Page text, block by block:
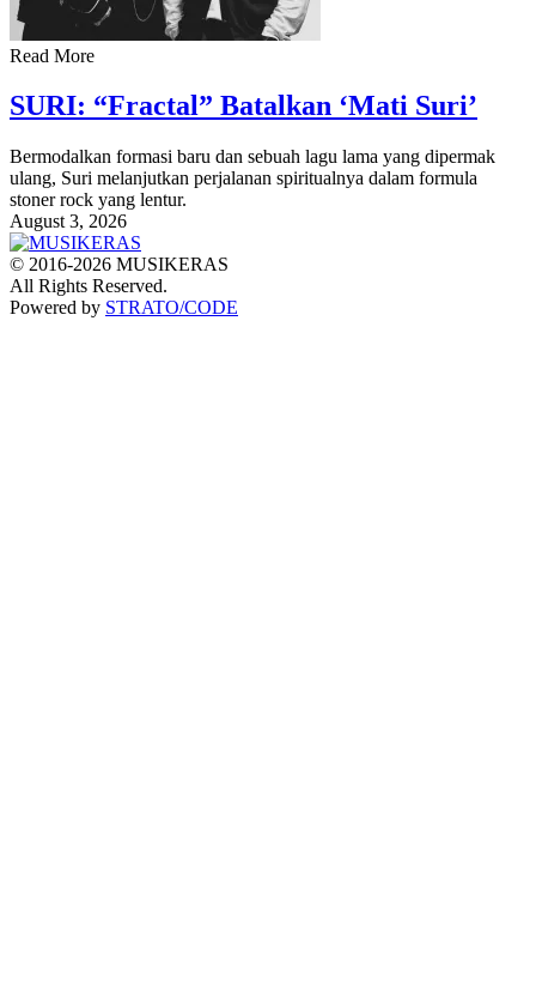
Read More
SURI: “Fractal” Batalkan ‘Mati Suri’
Bermodalkan formasi baru dan sebuah lagu lama yang dipermak
ulang, Suri melanjutkan perjalanan spiritualnya dalam formula
stoner rock yang lentur.
August 3, 2026
© 2016-2026 MUSIKERAS
All Rights Reserved.
Powered by STRATO/CODE